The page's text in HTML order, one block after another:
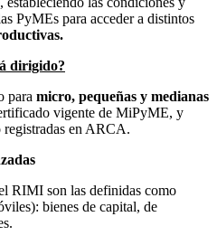
PyMEs para acceder a distintos
dirigido?
para micro, pequeñas y medianas
vigente de MiPyME, y
registradas en ARCA.
RIMI son las definidas como
bienes de capital, de